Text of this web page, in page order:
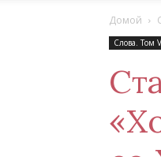
Домой
Слова. Том